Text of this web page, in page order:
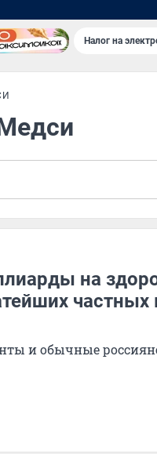
Налог на
на
частных
и обычные